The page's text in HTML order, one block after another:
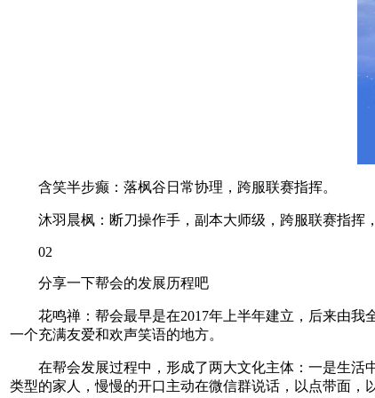
含笑半步癫：落枫谷日常协理，跨服联赛指挥。
沐羽晨枫：断刀操作手，副本大师级，跨服联赛指挥
02
分享一下帮会的发展历程吧
花鸣禅：帮会最早是在2017年上半年建立，后来由我
一个充满友爱和欢声笑语的地方。
在帮会发展过程中，形成了两大文化主体：一是生活
类型的家人，慢慢的开口主动在微信群说话，以点带面，